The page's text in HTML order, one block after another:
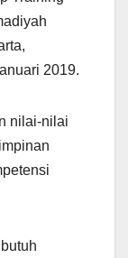
2019.
nilai-nilai